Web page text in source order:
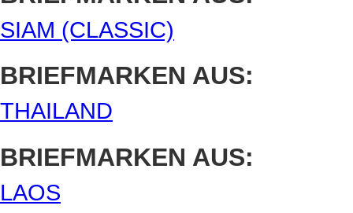
SIAM (CLASSIC)
BRIEFMARKEN AUS:
THAILAND
BRIEFMARKEN AUS:
LAOS